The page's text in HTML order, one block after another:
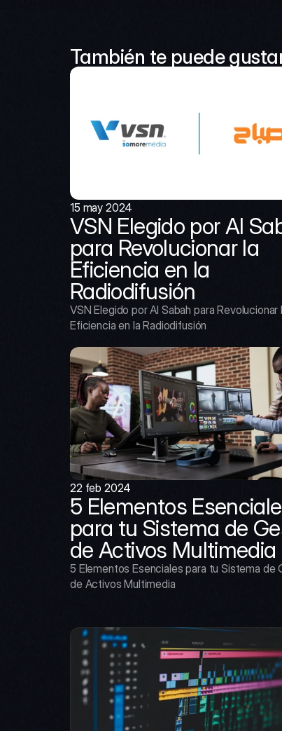
También te puede
15 may 2024
VSN Elegido por Al
para Revolucionar la
Eficiencia en la
Radiodifusión
VSN Elegido por Al Sabah para Revolucionar
Eficiencia en la Radiodifusión
22 feb 2024
5 Elementos
para tu Sistema de
de Activos Multimedia
5 Elementos Esenciales para tu Sistema de
de Activos Multimedia